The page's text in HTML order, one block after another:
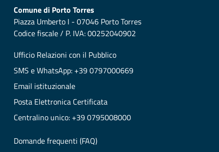
Comune di Porto Torres
Piazza Umberto I - 07046 Porto Torres
Codice fiscale / P. IVA: 00252040902
Ufficio Relazioni con il Pubblico
SMS e WhatsApp: +39 0797000669
Email istituzionale
Posta Elettronica Certificata
Centralino unico: +39 0795008000
Domande frequenti (FAQ)